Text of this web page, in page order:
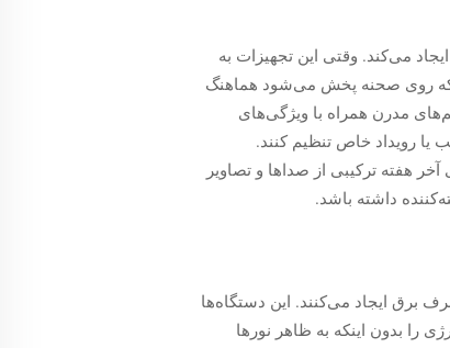
می‌کند. وقتی این تجهیزات به
که روی صحنه پخش می‌شود هماهنگ
مدرن همراه با ویژگی‌های
یا رویداد خاص تنظیم کنند.
هفته ترکیبی از صداها و تصاویر
داشته باشد.
برق ایجاد می‌کنند. این دستگاه‌ها
را بدون اینکه به ظاهر نورها